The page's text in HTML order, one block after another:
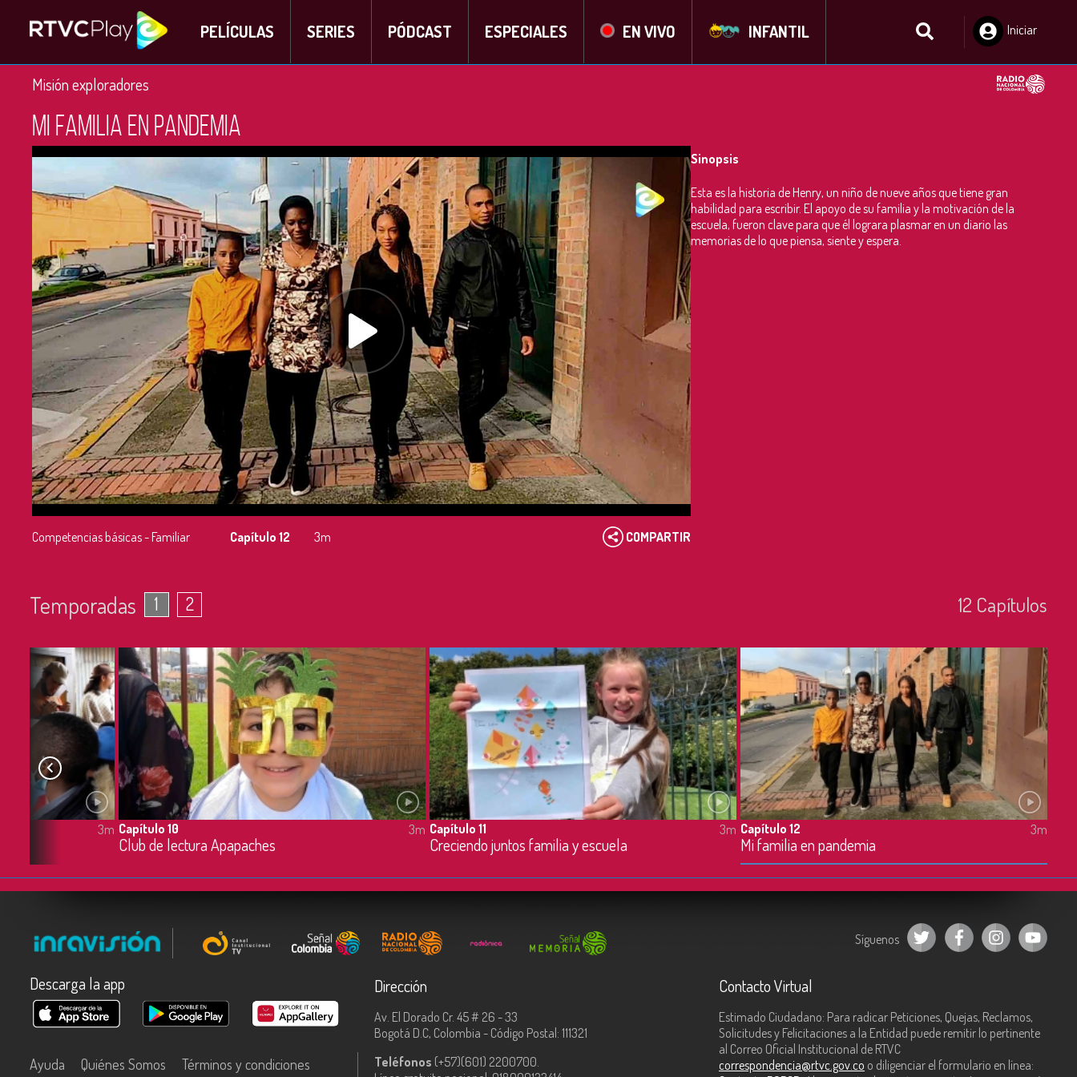
PELÍCULAS SERIES PÓDCAST ESPECIALES EN VIVO INFANTIL
Iniciar
Misión exploradores
Mi familia en pandemia
Competencias básicas - Familiar Capítulo 12 3m COMPARTIR
Sinopsis
Esta es la historia de Henry, un niño de nueve años que tiene gran
habilidad para escribir. El apoyo de su familia y la motivación de la
escuela, fueron clave para que él lograra plasmar en un diario las
memorias de lo que piensa, siente y espera.
Temporadas 1 2 12 Capí­tulos
3m Capítulo 10
Club de lectura Apapaches
3m Capítulo 11
Creciendo juntos familia y escuela
3m Capítulo 12
Mi familia en pandemia
3m
Síguenos
Descarga la app
Ayuda Quiénes Somos Términos y condiciones
Dirección
Av. El Dorado Cr. 45 # 26 - 33
Bogotá D.C, Colombia - Código Postal: 111321
Teléfonos (+57)(601) 2200700.
Contacto Virtual
Estimado Ciudadano: Para radicar Peticiones, Quejas, Reclamos,
Solicitudes y Felicitaciones a la Entidad puede remitir lo pertinente
al Correo Oficial Institucional de RTVC
correspondencia@rtvc.gov.co o diligenciar el formulario en línea: